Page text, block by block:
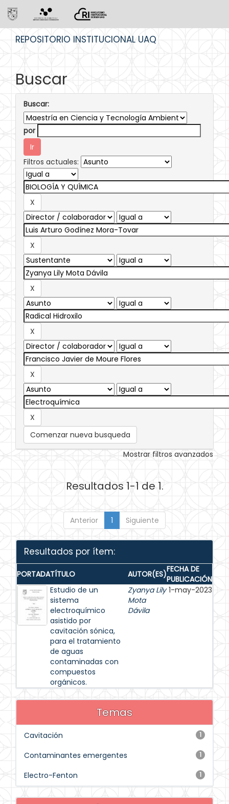
REPOSITORIO INSTITUCIONAL UAQ
Buscar
Buscar:
por
Filtros actuales:
Comenzar nueva busqueda
Mostrar filtros avanzados
Resultados 1-1 de 1.
Anterior 1 Siguiente
Resultados por ítem:
PORTADATÍTULO AUTOR(ES)FECHA DE
PUBLICACIÓN
Estudio de un
sistema
electroquímico
asistido por
cavitación sónica,
para el tratamiento
de aguas
contaminadas con
compuestos
orgánicos.
Zyanya Lily
Mota
Dávila
1-may-2023
Temas
1
Cavitación
1
Contaminantes emergentes
1
Electro-Fenton